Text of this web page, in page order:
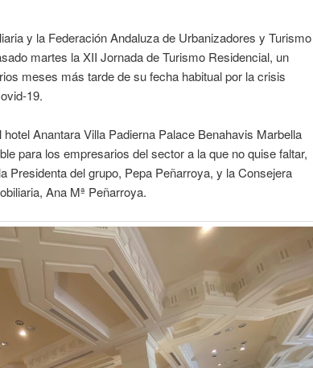
y la Federación Andaluza de Urbanizadores y Turismo
martes la XII Jornada de Turismo Residencial, un
meses más tarde de su fecha habitual por la crisis
19.
Anantara Villa Padierna Palace Benahavis Marbella
para los empresarios del sector a la que no quise faltar,
Presidenta del grupo, Pepa Peñarroya, y la Consejera
Ana Mª Peñarroya.